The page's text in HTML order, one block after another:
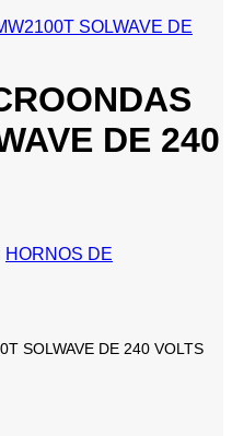
DE 240
HORNOS DE
SOLWAVE DE 240 VOLTS